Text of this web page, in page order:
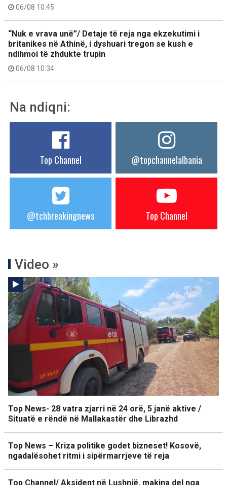
06/08 10:45
“Nuk e vrava unë”/ Detaje të reja nga ekzekutimi i
britanikes në Athinë, i dyshuari tregon se kush e
ndihmoi të zhdukte trupin
06/08 10:34
Na ndiqni:
Top Channel @topchannelalbania
@tchbreakingnews Top Channel
Video »
Top News- 28 vatra zjarri në 24 orë, 5 janë aktive /
Situatë e rëndë në Mallakastër dhe Librazhd
Top News – Kriza politike godet bizneset! Kosovë,
ngadalësohet ritmi i sipërmarrjeve të reja
Top Channel/ Aksident në Lushnjë, makina del nga